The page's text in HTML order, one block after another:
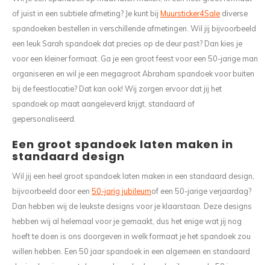
Religie
Steden
Tuin
Spiegelfolie
Auto raamfolie
Zonwerende folie
Babyshower
Bedrijven
Social media stickers
Tuinposter
of juist in een subtiele afmeting? Je kunt bij Muursticker4Sale diverse
spandoeken bestellen in verschillende afmetingen. Wil jij bijvoorbeeld
een leuk Sarah spandoek dat precies op de deur past? Dan kies je
voor een kleiner formaat. Ga je een groot feest voor een 50-jarige man
organiseren en wil je een megagroot Abraham spandoek voor buiten
bij de feestlocatie? Dat kan ook! Wij zorgen ervoor dat jij het
spandoek op maat aangeleverd krijgt, standaard of
gepersonaliseerd.
Een groot spandoek laten maken in
standaard design
Wil jij een heel groot spandoek laten maken in een standaard design,
bijvoorbeeld door een 50-jarig jubileumof een 50-jarige verjaardag?
Dan hebben wij de leukste designs voor je klaarstaan. Deze designs
hebben wij al helemaal voor je gemaakt, dus het enige wat jij nog
hoeft te doen is ons doorgeven in welk formaat je het spandoek zou
willen hebben. Een 50 jaar spandoek in een algemeen en standaard